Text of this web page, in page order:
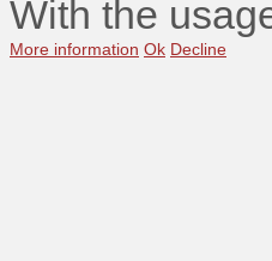
With the
More information Ok Decline